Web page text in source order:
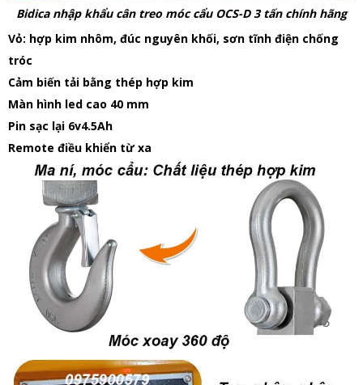
Bidica nhập khẩu cân treo móc cẩu OCS-D 3 tấn chính hãng
Vỏ: hợp kim nhôm, đúc nguyên khối, sơn tĩnh điện chống
tróc
Cảm biến tải bằng thép hợp kim
Màn hình led cao 40 mm
Pin sạc lại 6v4.5Ah
Remote điều khiển từ xa